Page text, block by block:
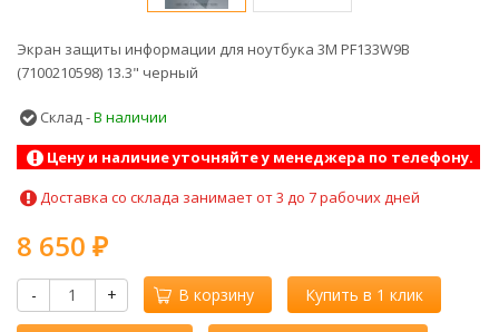
Экран защиты информации для ноутбука 3M PF133W9B
(7100210598) 13.3" черный
Склад -В наличии
Цену и наличие уточняйте у менеджера по телефону.
Доставка со склада занимает от 3 до 7 рабочих дней
8 650 ₽
- + В корзину Купить в 1 клик